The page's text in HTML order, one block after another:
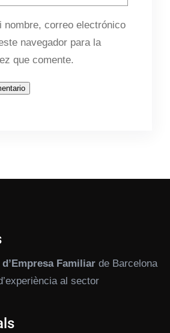
nombre, correo electrónico
navegador para la
que comente.
Familiar de Barcelona
al sector